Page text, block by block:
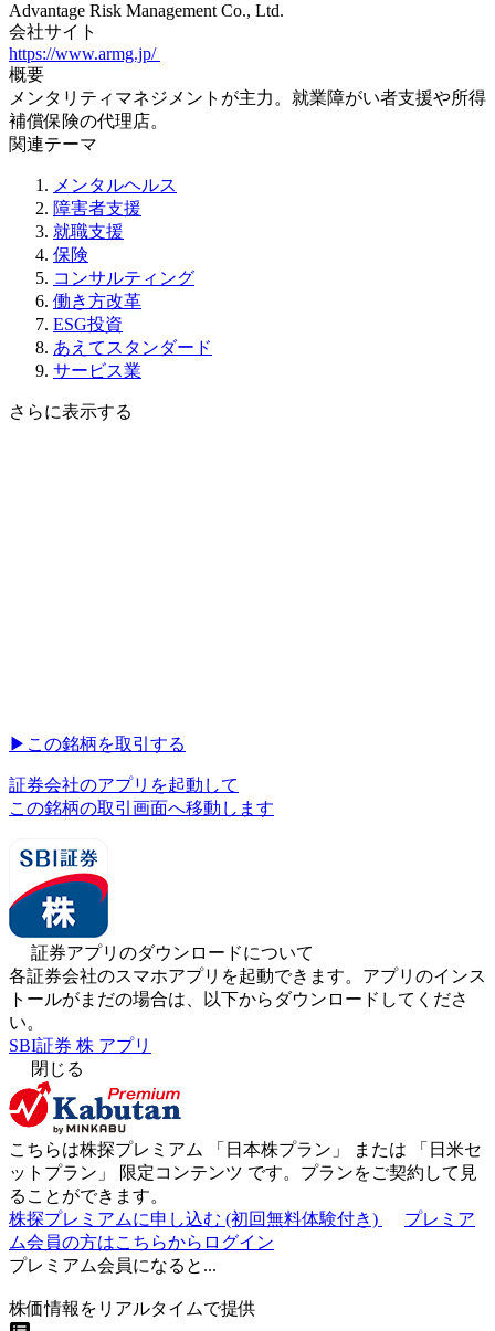
Advantage Risk Management Co., Ltd.
会社サイト
https://www.armg.jp/
概要
メンタリティマネジメントが主力。就業障がい者支援や所得
補償保険の代理店。
関連テーマ
メンタルヘルス
障害者支援
就職支援
保険
コンサルティング
働き方改革
ESG投資
あえてスタンダード
サービス業
さらに表示する
▶︎ この銘柄を取引する
証券会社のアプリを起動して
この銘柄の取引画面へ移動します
証券アプリのダウンロードについて
各証券会社のスマホアプリを起動できます。アプリのインス
トールがまだの場合は、以下からダウンロードしてくださ
い。
SBI証券 株 アプリ
閉じる
こちらは株探プレミアム 「 日本株プラン 」 または 「 日米セ
ットプラン 」 限定コンテンツ です。プランをご契約して見
ることができます。
株探プレミアムに申し込む (初回無料体験付き)
プレミア
ム会員の方はこちらからログイン
プレミアム会員になると...
株価情報をリアルタイムで提供